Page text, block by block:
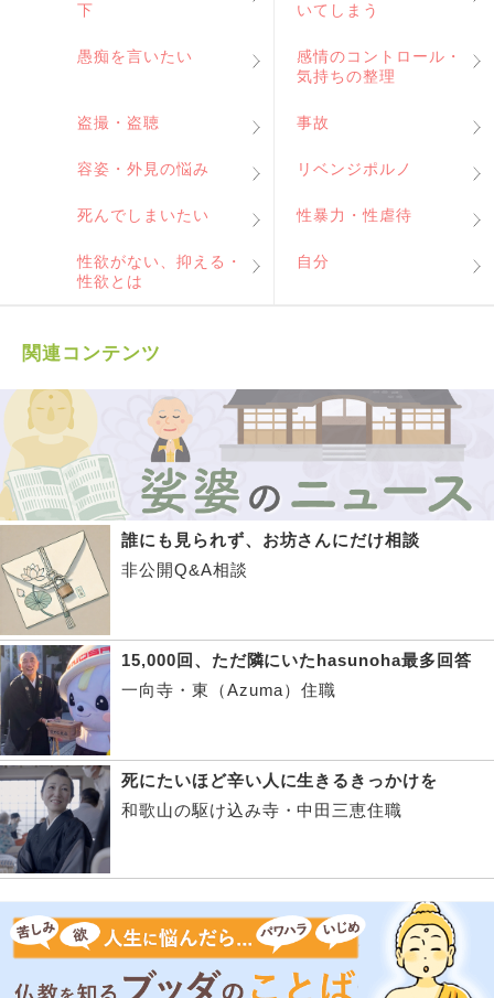
下
いてしまう
愚痴を言いたい
感情のコントロール・
気持ちの整理
盗撮・盗聴 事故
容姿・外見の悩み リベンジポルノ
死んでしまいたい 性暴力・性虐待
性欲がない、抑える・
性欲とは
自分
関連コンテンツ
誰にも見られず、お坊さんにだけ相談
非公開Q&A相談
15,000回、ただ隣にいたhasunoha最多回答
一向寺・東（Azuma）住職
死にたいほど辛い人に生きるきっかけを
和歌山の駆け込み寺・中田三恵住職